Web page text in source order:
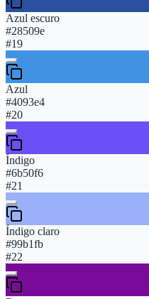
Azul escuro
#28509e
#19
Azul
#4093e4
#20
Índigo
#6b50f6
#21
Índigo claro
#99b1fb
#22